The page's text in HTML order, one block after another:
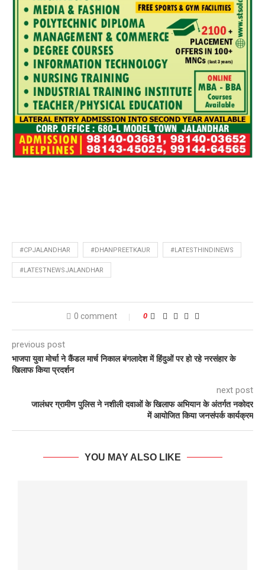
#CPJALANDHAR #DHANPREETKAUR #LATESTHINDINEWS
#LATESTNEWSJALANDHAR
0 comment 0
previous post
भाजपा युवा मोर्चा ने कैंडल मार्च निकाल बंगलादेश में हिंदुओं पर हो रहे नरसंहार के
खिलाफ किया प्रदर्शन
next post
जालंधर ग्रामीण पुलिस ने नशीली दवाओं के खिलाफ अभियान के अंतर्गत नकोदर
में आयोजित किया जनसंपर्क कार्यक्रम
YOU MAY ALSO LIKE